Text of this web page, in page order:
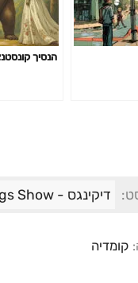
הנסיך
דיקינגס - The Dickings Show
קומדיה